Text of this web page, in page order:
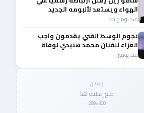
الهواء ويستعد لألبومه الجديد
منذ يوم واحد
نجوم الوسط الفني يقدمون واجب
العزاء للفنان محمد هنيدي لوفاة
شقيقه الأكبر
منذ يومين
إعلان
ضع إعلانك هنا
300×250